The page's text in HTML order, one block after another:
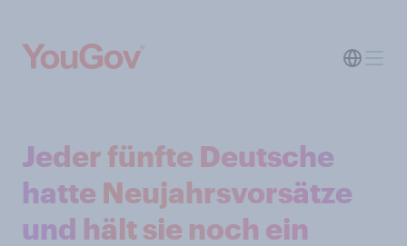
Jeder fünfte Deutsche
hatte Neujahrsvorsätze
und hält sie noch ein